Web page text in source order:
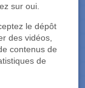
sur oui.
le dépôt
des vidéos,
contenus de
de